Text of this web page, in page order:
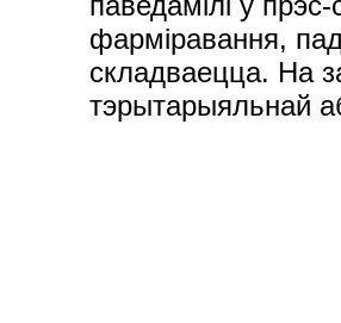
фарміравання,
складваецца. На
тэрытарыяльнай